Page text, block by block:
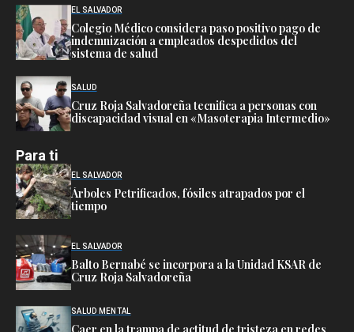
EL SALVADOR
Colegio Médico considera paso positivo pago de
indemnización a empleados despedidos del
sistema de salud
SALUD
Cruz Roja Salvadoreña tecnifica a personas con
discapacidad visual en «Masoterapia Intermedio»
Para ti
EL SALVADOR
Árboles Petrificados, fósiles atrapados por el
tiempo
EL SALVADOR
Balto Bernabé se incorpora a la Unidad KSAR de
Cruz Roja Salvadoreña
SALUD MENTAL